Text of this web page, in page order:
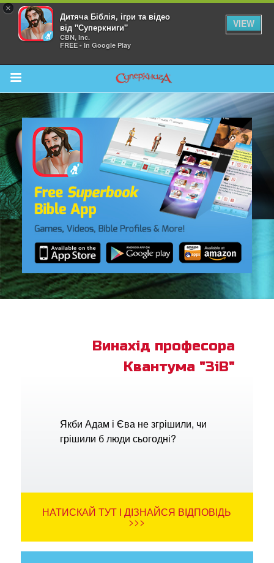
×
Дитяча Біблія, ігри та відео
від "Суперкниги"
CBN, Inc.
FREE - In Google Play
VIEW
Return to Content
більше
Суперкнига
Винахід професора
Квантума "ЗіВ"
Якби Адам і Єва не згрішили, чи
грішили б люди сьогодні?
НАТИСКАЙ ТУТ І ДІЗНАЙСЯ ВІДПОВІДЬ
>>>